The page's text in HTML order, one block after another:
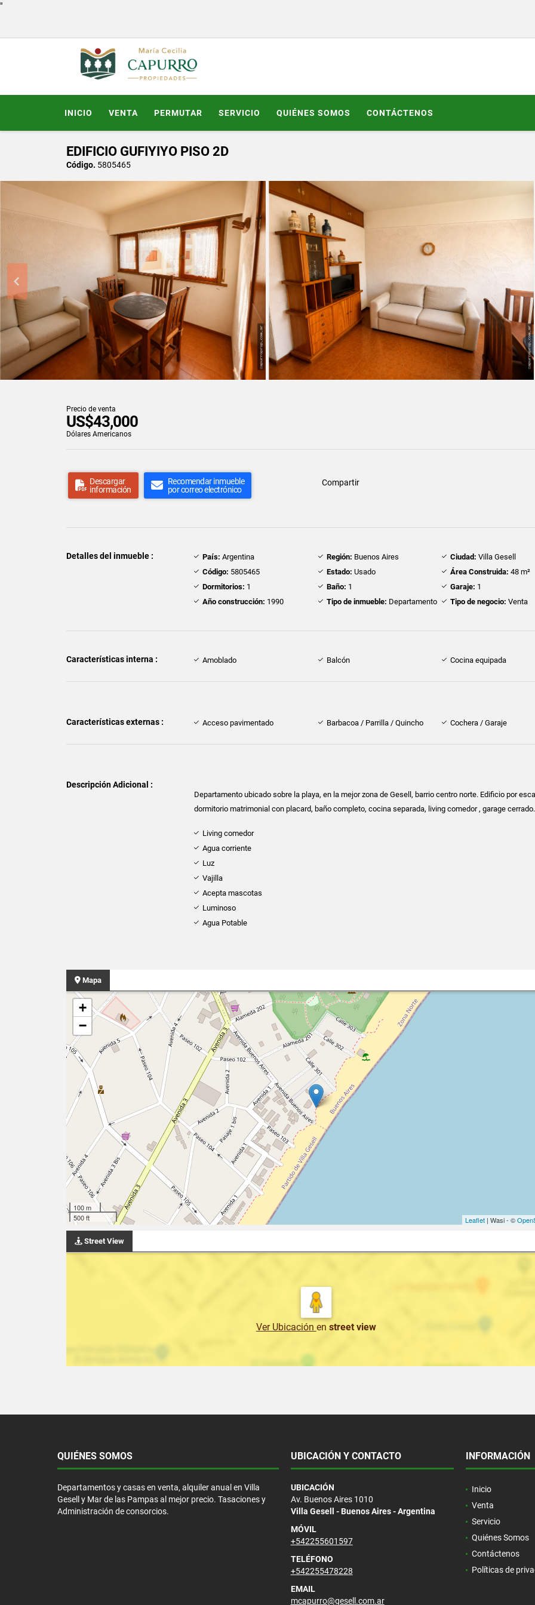
"
INICIO VENTA PERMUTAR SERVICIO QUIÉNES SOMOS CONTÁCTENOS
EDIFICIO GUFIYIYO PISO 2D
Código. 5805465
Precio de venta
US$43,000
Dólares Americanos
Descargar
información
Recomendar inmueble
por correo electrónico
Compartir
Detalles del inmueble : País: Argentina Región: Buenos Aires Ciudad: Villa Gesell
Código: 5805465 Estado: Usado Área Construida: 48 m²
Dormitorios: 1 Baño: 1 Garaje: 1
Año construcción: 1990 Tipo de inmueble: Departamento Tipo de negocio: Venta
Características interna : Amoblado Balcón Cocina equipada
Características externas : Acceso pavimentado Barbacoa / Parrilla / Quincho Cochera / Garaje
Descripción Adicional :
Departamento ubicado sobre la playa, en la mejor zona de Gesell, barrio centro norte. Edificio por
dormitorio matrimonial con placard, baño completo, cocina separada, living comedor , garage cerrado.
Living comedor
Agua corriente
Luz
Vajilla
Acepta mascotas
Luminoso
Agua Potable
Mapa
+
−
100 m
500 ft
Leaflet| Wasi - ©
Street View
Ver Ubicación en street view
QUIÉNES SOMOS
Departamentos y casas en venta, alquiler anual en Villa
Gesell y Mar de las Pampas al mejor precio. Tasaciones y
Administración de consorcios.
UBICACIÓN Y CONTACTO
UBICACIÓN
Av. Buenos Aires 1010
Villa Gesell - Buenos Aires - Argentina
MÓVIL
+542255601597
TELÉFONO
+542255478228
EMAIL
mcapurro@gesell.com.ar
INFORMACIÓN
Inicio
Venta
Servicio
Quiénes Somos
Contáctenos
Políticas de